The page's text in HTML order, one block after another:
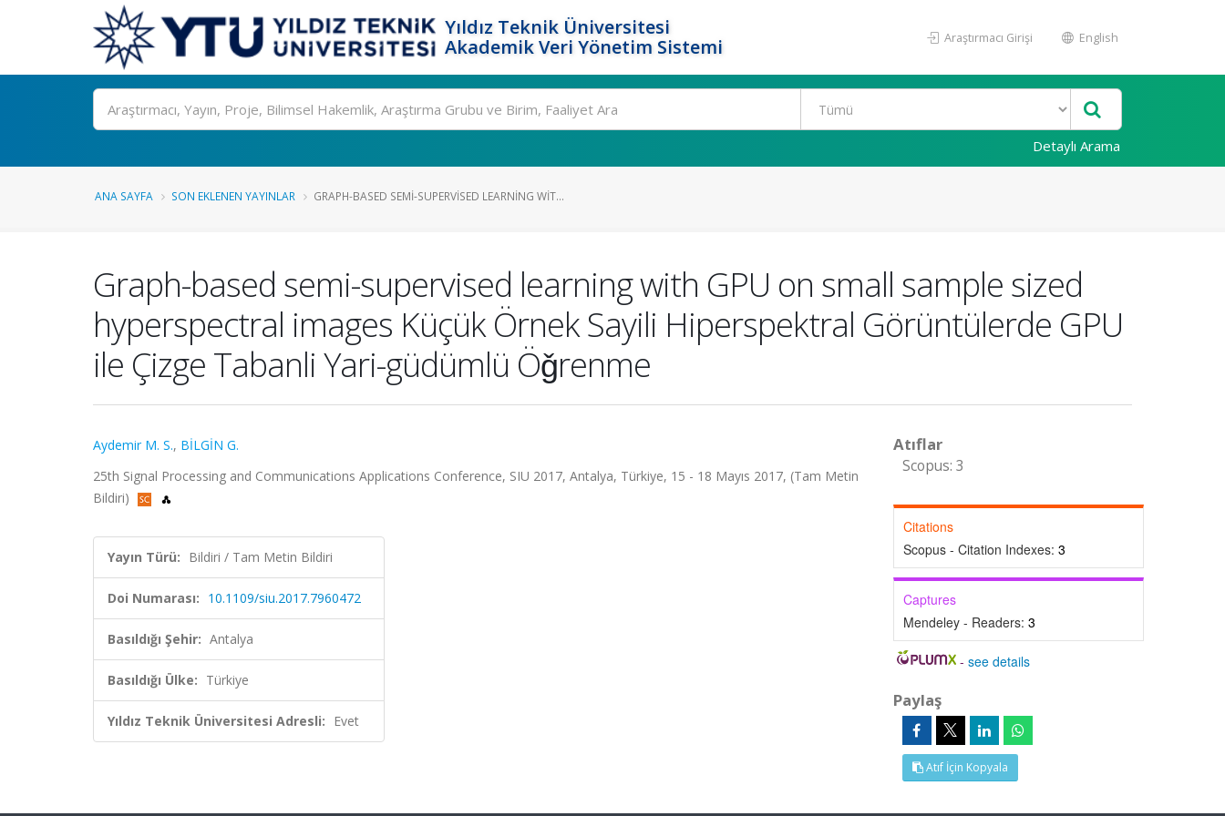
Yıldız Teknik Üniversitesi
Akademik Veri Yönetim Sistemi
Araştırmacı Girişi English
Ara
Detaylı Arama
ANA SAYFA SON EKLENEN YAYINLAR GRAPH-BASED SEMI-SUPERVISED LEARNING WIT...
Graph-based semi-supervised learning with GPU on small sample sized
hyperspectral images Küçük Örnek Sayili Hiperspektral Görüntülerde GPU
ile Çizge Tabanli Yari-güdümlü Öǧrenme
Aydemir M. S., BİLGİN G.
25th Signal Processing and Communications Applications Conference, SIU 2017, Antalya, Türkiye, 15 - 18 Mayıs 2017, (Tam Metin
Bildiri)
Yayın Türü: Bildiri / Tam Metin Bildiri
Doi Numarası: 10.1109/siu.2017.7960472
Basıldığı Şehir: Antalya
Basıldığı Ülke: Türkiye
Yıldız Teknik Üniversitesi Adresli: Evet
Atıflar
Scopus: 3
Citations
Scopus - Citation Indexes: 3
Captures
Mendeley - Readers: 3
-see details
Paylaş
Atıf İçin Kopyala